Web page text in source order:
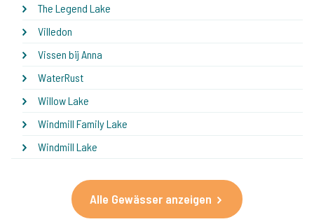
The Legend Lake
Villedon
Vissen bij Anna
WaterRust
Willow Lake
Windmill Family Lake
Windmill Lake
Alle Gewässer anzeigen